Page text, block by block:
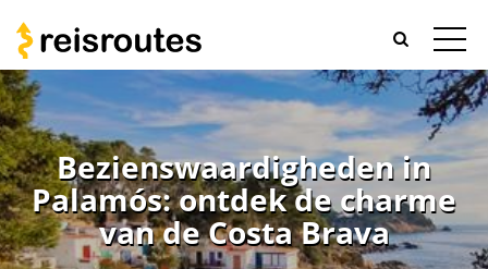
Bezienswaardigheden in
Palamós: ontdek de charme
van de Costa Brava